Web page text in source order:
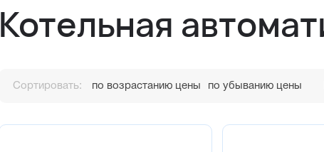
Котельная
Сортировать: по возрастанию цены по убыванию цены